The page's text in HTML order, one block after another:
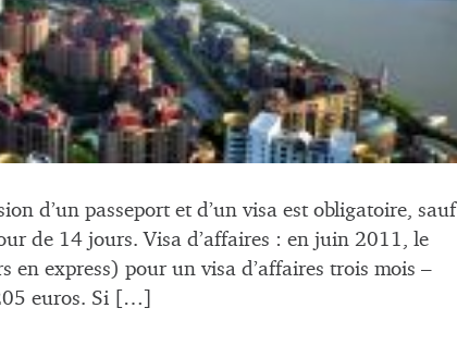
d’un passeport et d’un visa est obligatoire, sauf
de 14 jours. Visa d’affaires : en juin 2011, le
en express) pour un visa d’affaires trois mois –
euros. Si […]